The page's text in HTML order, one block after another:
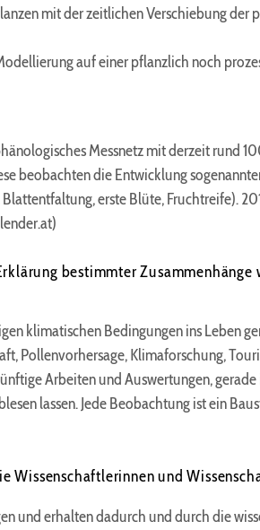
mit der zeitlichen Verschiebung der
auf einer pflanzlich noch
Messnetz mit derzeit rund
beobachten die Entwicklung
erste Blüte, Fruchtreife).
bestimmter
klimatischen Bedingungen ins Leben
Pollenvorhersage, Klimaforschung,
Arbeiten und Auswertungen,
lassen. Jede Beobachtung ist ein
und
und erhalten dadurch und durch die